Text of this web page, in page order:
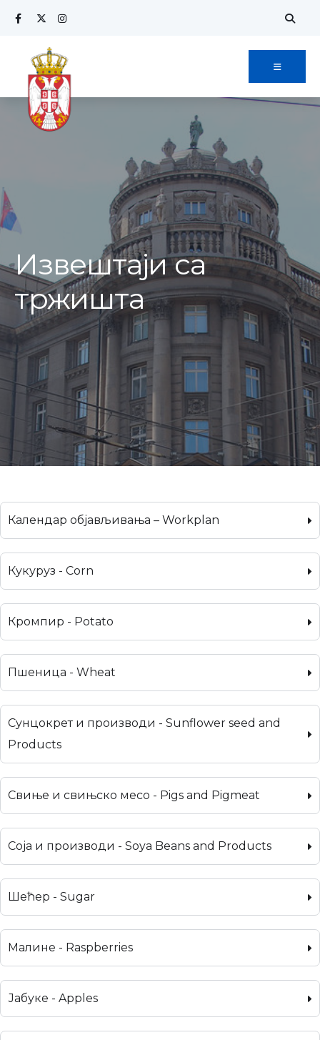
Извештаји са
тржишта
Календар објављивања – Workplan
Кукуруз - Corn
Кромпир - Potato
Пшеница - Wheat
Сунцокрет и производи - Sunflower seed and
Products
Свиње и свињско месо - Pigs and Pigmeat
Соја и производи - Soya Beans and Products
Шећер - Sugar
Малине - Raspberries
Јабуке - Apples